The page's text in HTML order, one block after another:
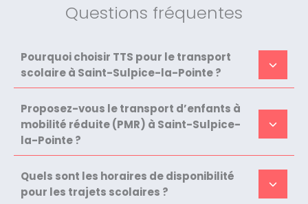
Questions fréquentes
Pourquoi choisir TTS pour le transport
scolaire à Saint-Sulpice-la-Pointe ?
Proposez-vous le transport d’enfants à
mobilité réduite (PMR) à Saint-Sulpice-
la-Pointe ?
Quels sont les horaires de disponibilité
pour les trajets scolaires ?